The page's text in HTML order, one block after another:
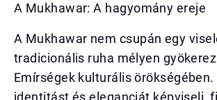
A Mukhawar: A hagyomány ereje
A Mukhawar nem csupán egy
tradicionális ruha mélyen
Emírségek kulturális örökségében.
identitást és eleganciát képviseli,